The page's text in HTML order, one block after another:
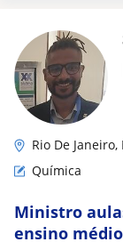
Rio De
Química
Ministro
ensino